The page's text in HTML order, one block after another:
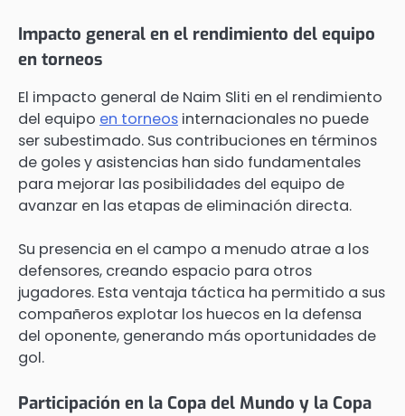
Impacto general en el rendimiento del equipo
en torneos
El impacto general de Naim Sliti en el rendimiento
del equipo en torneos internacionales no puede
ser subestimado. Sus contribuciones en términos
de goles y asistencias han sido fundamentales
para mejorar las posibilidades del equipo de
avanzar en las etapas de eliminación directa.
Su presencia en el campo a menudo atrae a los
defensores, creando espacio para otros
jugadores. Esta ventaja táctica ha permitido a sus
compañeros explotar los huecos en la defensa
del oponente, generando más oportunidades de
gol.
Participación en la Copa del Mundo y la Copa